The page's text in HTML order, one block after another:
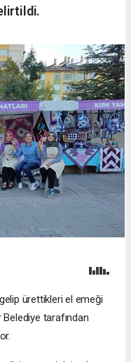
gelip ürettikleri el emeği
Belediye tarafından